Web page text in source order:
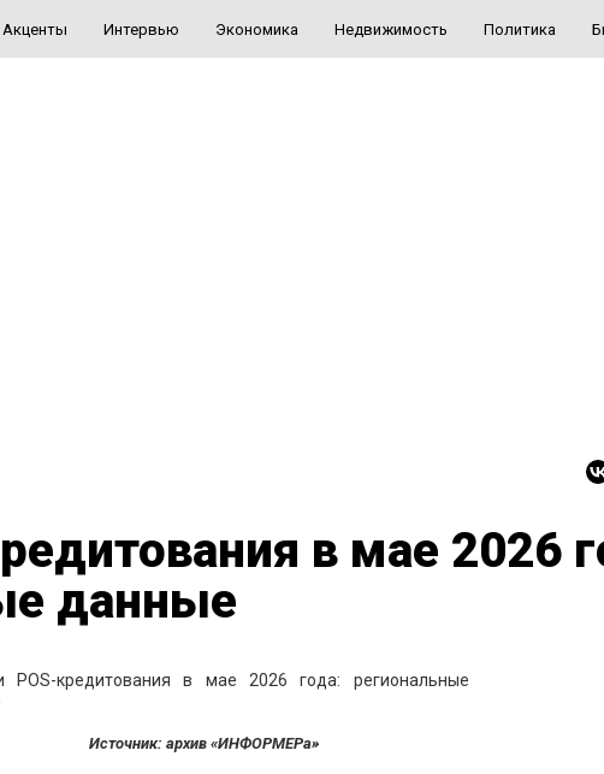
Акценты Интервью Экономика Недвижимость Политика
в мае 2026
данные
Источник: архив «ИНФОРМЕРа»